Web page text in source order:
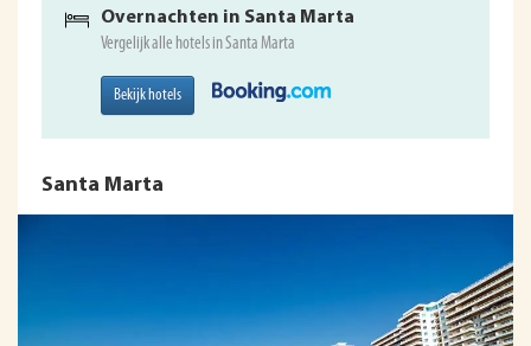
Overnachten in Santa Marta
Vergelijk alle hotels in Santa Marta
Bekijk hotels
Santa Marta